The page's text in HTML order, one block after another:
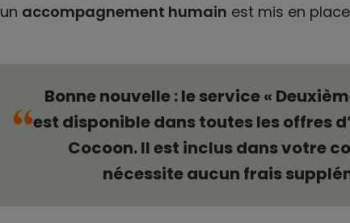
un accompagnement humain est mis en
“
Bonne nouvelle : le service «
est disponible dans toutes les offres
Cocoon. Il est inclus dans votre
nécessite aucun frais